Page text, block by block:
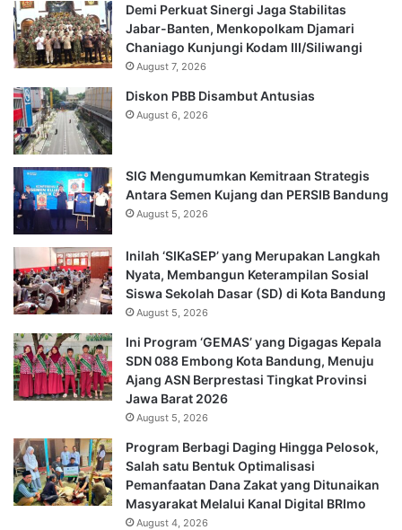
Demi Perkuat Sinergi Jaga Stabilitas
Jabar-Banten, Menkopolkam Djamari
Chaniago Kunjungi Kodam III/Siliwangi
August 7, 2026
Diskon PBB Disambut Antusias
August 6, 2026
SIG Mengumumkan Kemitraan Strategis
Antara Semen Kujang dan PERSIB Bandung
August 5, 2026
Inilah ‘SIKaSEP’ yang Merupakan Langkah
Nyata, Membangun Keterampilan Sosial
Siswa Sekolah Dasar (SD) di Kota Bandung
August 5, 2026
Ini Program ‘GEMAS’ yang Digagas Kepala
SDN 088 Embong Kota Bandung, Menuju
Ajang ASN Berprestasi Tingkat Provinsi
Jawa Barat 2026
August 5, 2026
Program Berbagi Daging Hingga Pelosok,
Salah satu Bentuk Optimalisasi
Pemanfaatan Dana Zakat yang Ditunaikan
Masyarakat Melalui Kanal Digital BRImo
August 4, 2026